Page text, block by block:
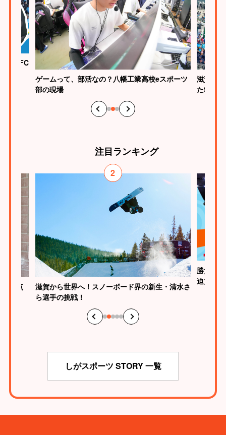
滋賀FC
ゲームって、部活なの？八幡工業高校eスポーツ
部の現場
滋賀ら
た
注目ランキング
原点
2
滋賀から世界へ！スノーボード界の新生・清水さ
ら選手の挑戦！
勝負は
迫力
しがスポーツ STORY 一覧